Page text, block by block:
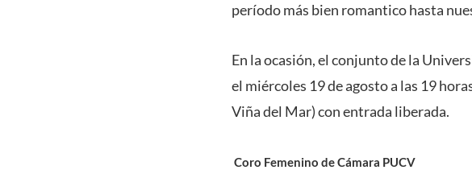
período más bien romantico hasta
En la ocasión, el conjunto de la
el miércoles 19 de agosto a las 19
Viña del Mar) con entrada liberada.
Coro Femenino de Cámara PUCV